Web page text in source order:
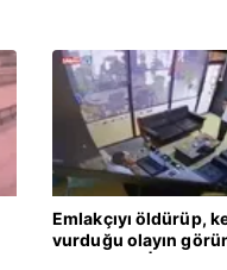
Emlakçıyı öldürüp,
vurduğu olayın